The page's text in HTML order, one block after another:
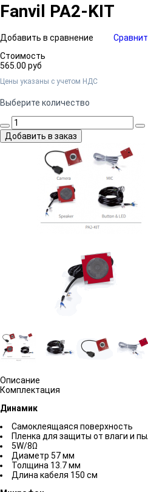
Fanvil PA2-KIT
Добавить в сравнение
Стоимость
565.00 руб
Цены указаны c учетом НДС
Выберите количество
Добавить в заказ
Описание
Комплектация
Динамик
Самоклеящаяся поверхность
Пленка для защиты от влаги и
5W/8Ω
Диаметр 57 мм
Толщина 13.7 мм
Длина кабеля 150 см